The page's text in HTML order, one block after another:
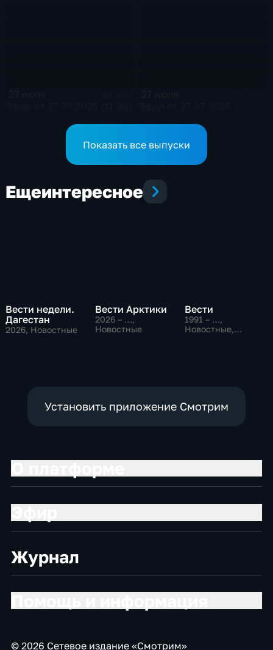
Показать все выпуски
Ещеинтересное
Вести недели.
Дагестан
2026, Новостные
Вести Арктики
2026 – …,
Новостные
Вести
1991 – …,
Новостные,
Установить приложение Смотрим
Журнал
© 2026 Сетевое издание «Смотрим»